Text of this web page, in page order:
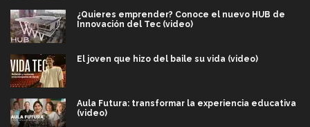
¿Quieres emprender? Conoce el nuevo HUB de
Innovación del Tec (video)
El joven que hizo del baile su vida (video)
Aula Futura: transformar la experiencia educativa
(video)